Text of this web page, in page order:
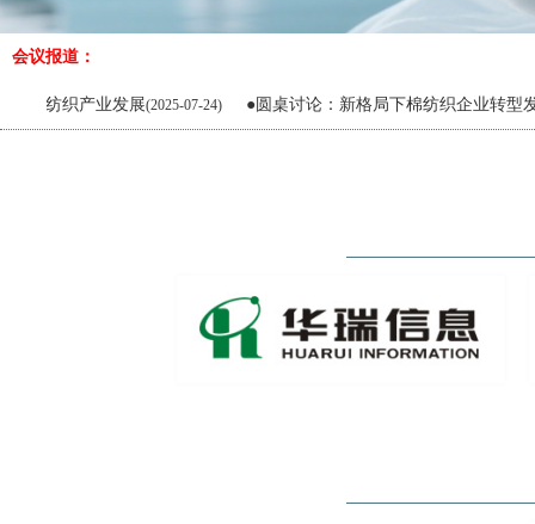
会议报道：
产业发展(2025-07-24) ●圆桌讨论：新格局下棉纺织企业转型发展 (2025-